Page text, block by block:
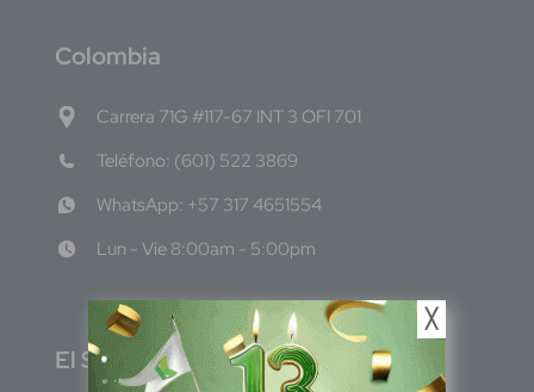
Colombia
Carrera 71G #117-67 INT 3 OFI 701
Teléfono: (601) 522 3869
WhatsApp: +57 317 4651554
Lun - Vie 8:00am - 5:00pm
El Salvador
╳